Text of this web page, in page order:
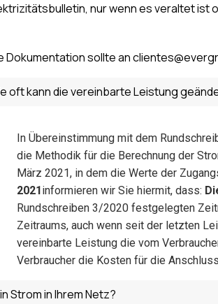
nur wenn es veraltet ist
Dokumentation sollte an
oft kann die vereinbarte Leistung
In Übereinstimmung mit dem
die Methodik für die Berechnung der
März 2021, in dem die Werte der
2021informieren wir Sie hiermit, dass:
Rundschreiben 3/2020 festgelegten
Zeitraums, auch wenn seit der letzten
vereinbarte Leistung die vom
Verbraucher die Kosten für die
Strom in Ihrem Netz?